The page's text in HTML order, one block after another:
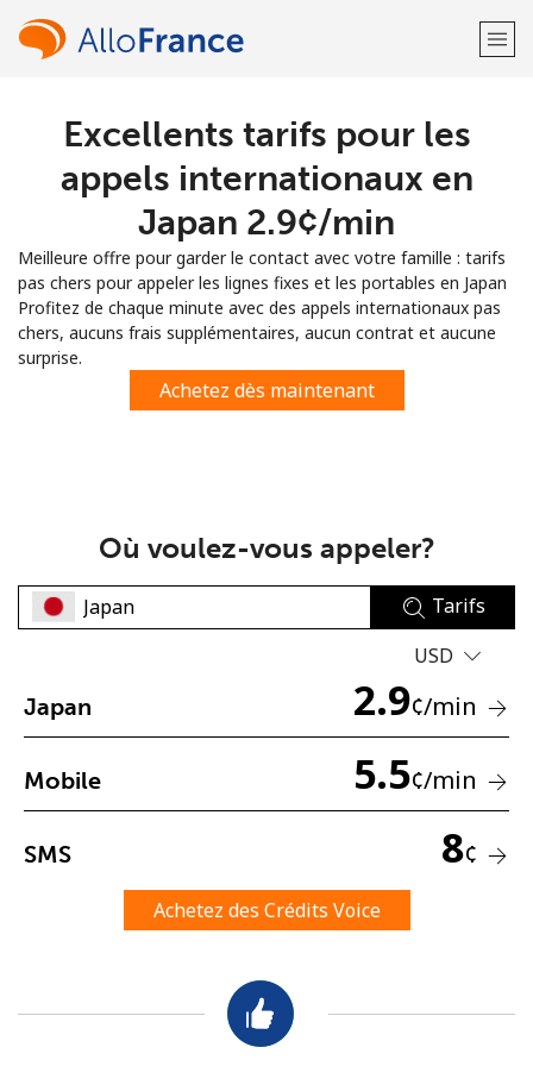
Bienvenue!
Vous avez déjà un compte?
S'enregistrer avec
ou
Aucun mot de passe créé
Une lettre majuscule et une lettre minuscule
Un numéro
Restez en contact pour obtenir nos meilleures offres.
Excellents tarifs pour les
appels internationaux en
Japan ⁦2.9¢⁩/min
Meilleure offre pour garder le contact avec votre famille : tarifs
pas chers pour appeler les lignes fixes et les portables en Japan
Profitez de chaque minute avec des appels internationaux pas
chers, aucuns frais supplémentaires, aucun contrat et aucune
surprise.
Achetez dès maintenant
Où voulez-vous appeler?
Tarifs
USD
Japan 2.9¢/min
Mobile 5.5¢/min
SMS 8¢
Achetez des Crédits Voice